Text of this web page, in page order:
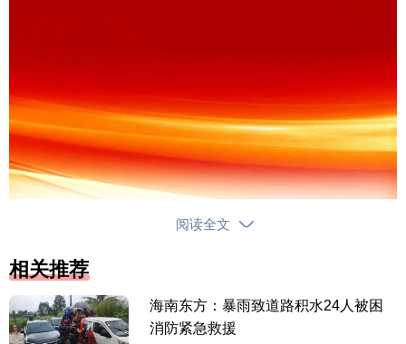
6月1日，亿万少年儿童迎来属于自己的节日。
当代中国少年儿童既是实现第一个百年奋斗目标
的经历者、见证者，更是实现第二个百年奋斗目标、
阅读全文
相关推荐
海南东方：暴雨致道路积水24人被困
消防紧急救援